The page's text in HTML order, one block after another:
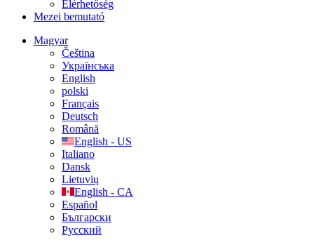
Elérhetőség
Mezei bemutató
Magyar
Čeština
Українська
English
polski
Français
Deutsch
Română
English - US
Italiano
Dansk
Lietuvių
English - CA
Español
Български
Русский